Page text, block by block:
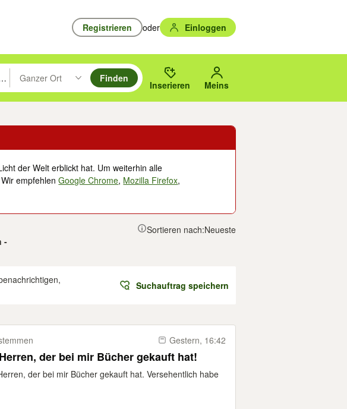
Registrieren oder Einloggen
nach oben/unten durchsuchen und mit Eingabetaste auswählen.
Eingabetaste drücken um zu suchen, oder Vorschläge mit den Pfeiltasten nach oben/
Ganzer Ort
Suche im Umkreis des gewählten Orts oder PLZ.
Finden
Inserieren Meins
der Welt erblickt hat. Um weiterhin alle
Wir empfehlenGoogle Chrome, Mozilla Firefox,
-
Sortieren nach:Neueste
Suchauftrag speichern
Gestern, 16:42
der bei mir Bücher gekauft hat!
der bei mir Bücher gekauft hat. Versehentlich habe